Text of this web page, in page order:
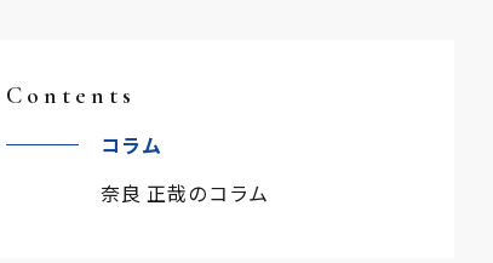
Contents
コラム
奈良 正哉のコラム